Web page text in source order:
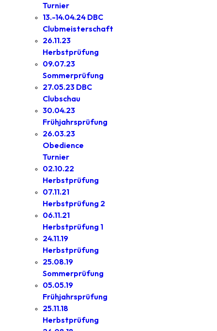
Turnier
13.-14.04.24 DBC
Clubmeisterschaft
26.11.23
Herbstprüfung
09.07.23
Sommerprüfung
27.05.23 DBC
Clubschau
30.04.23
Frühjahrsprüfung
26.03.23
Obedience
Turnier
02.10.22
Herbstprüfung
07.11.21
Herbstprüfung 2
06.11.21
Herbstprüfung 1
24.11.19
Herbstprüfung
25.08.19
Sommerprüfung
05.05.19
Frühjahrsprüfung
25.11.18
Herbstprüfung